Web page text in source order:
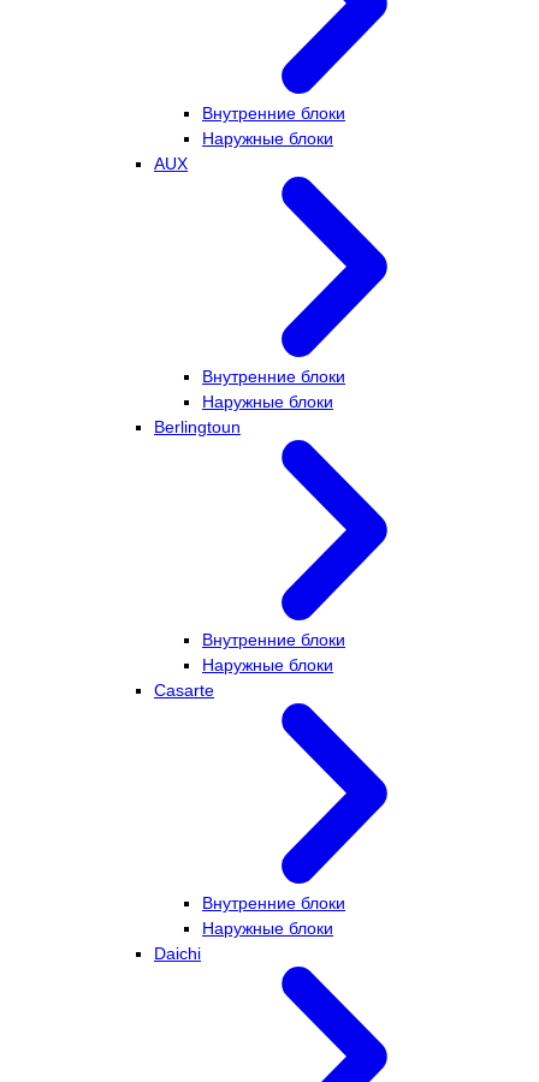
Внутренние блоки
Наружные блоки
AUX
Внутренние блоки
Наружные блоки
Berlingtoun
Внутренние блоки
Наружные блоки
Casarte
Внутренние блоки
Наружные блоки
Daichi